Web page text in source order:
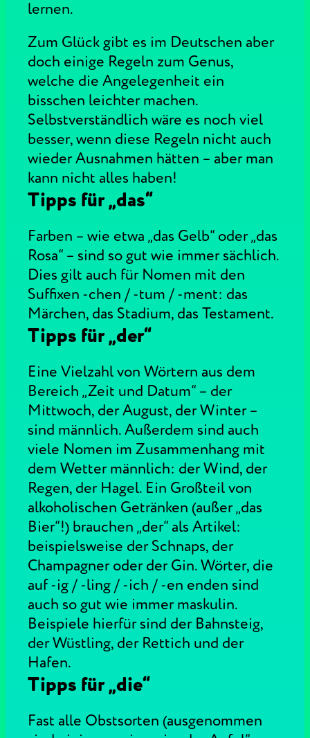
lernen.
Zum Glück gibt es im Deutschen aber
doch einige Regeln zum Genus,
welche die Angelegenheit ein
bisschen leichter machen.
Selbstverständlich wäre es noch viel
besser, wenn diese Regeln nicht auch
wieder Ausnahmen hätten – aber man
kann nicht alles haben!
Tipps für „das“
Farben – wie etwa „das Gelb“ oder „das
Rosa“ – sind so gut wie immer sächlich.
Dies gilt auch für Nomen mit den
Suffixen -chen / -tum / -ment: das
Märchen, das Stadium, das Testament.
Tipps für „der“
Eine Vielzahl von Wörtern aus dem
Bereich „Zeit und Datum“ – der
Mittwoch, der August, der Winter –
sind männlich. Außerdem sind auch
viele Nomen im Zusammenhang mit
dem Wetter männlich: der Wind, der
Regen, der Hagel. Ein Großteil von
alkoholischen Getränken (außer „das
Bier“!) brauchen „der“ als Artikel:
beispielsweise der Schnaps, der
Champagner oder der Gin. Wörter, die
auf -ig / -ling / -ich / -en enden sind
auch so gut wie immer maskulin.
Beispiele hierfür sind der Bahnsteig,
der Wüstling, der Rettich und der
Hafen.
Tipps für „die“
Fast alle Obstsorten (ausgenommen